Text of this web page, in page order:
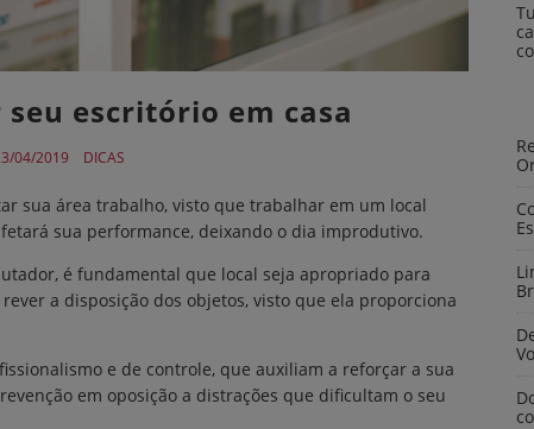
escritório em casa
04/2019 DICAS
sua área trabalho, visto que trabalhar em um local
sua performance, deixando o dia improdutivo.
é fundamental que local seja apropriado para
a disposição dos objetos, visto que ela proporciona
e de controle, que auxiliam a reforçar a sua
em oposição a distrações que dificultam o seu